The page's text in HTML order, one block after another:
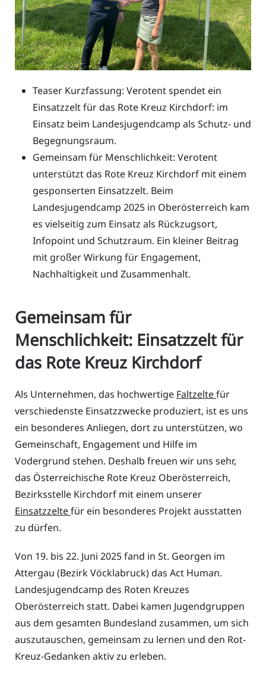
Teaser Kurzfassung: Verotent spendet ein
Einsatzzelt für das Rote Kreuz Kirchdorf: im
Einsatz beim Landesjugendcamp als Schutz- und
Begegnungsraum.
Gemeinsam für Menschlichkeit: Verotent
unterstützt das Rote Kreuz Kirchdorf mit einem
gesponserten Einsatzzelt. Beim
Landesjugendcamp 2025 in Oberösterreich kam
es vielseitig zum Einsatz als Rückzugsort,
Infopoint und Schutzraum. Ein kleiner Beitrag
mit großer Wirkung für Engagement,
Nachhaltigkeit und Zusammenhalt.
Gemeinsam für
Menschlichkeit: Einsatzzelt für
das Rote Kreuz Kirchdorf
Als Unternehmen, das hochwertige Faltzeltefür
verschiedenste Einsatzzwecke produziert, ist es uns
ein besonderes Anliegen, dort zu unterstützen, wo
Gemeinschaft, Engagement und Hilfe im
Vodergrund stehen. Deshalb freuen wir uns sehr,
das Österreichische Rote Kreuz Oberösterreich,
Bezirksstelle Kirchdorf mit einem unserer
Einsatzzeltefür ein besonderes Projekt ausstatten
zu dürfen.
Von 19. bis 22. Juni 2025 fand in St. Georgen im
Attergau (Bezirk Vöcklabruck) das Act Human.
Landesjugendcamp des Roten Kreuzes
Oberösterreich statt. Dabei kamen Jugendgruppen
aus dem gesamten Bundesland zusammen, um sich
auszutauschen, gemeinsam zu lernen und den Rot-
Kreuz-Gedanken aktiv zu erleben.